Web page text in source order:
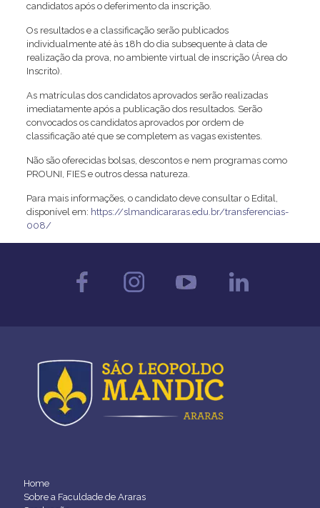
candidatos após o deferimento da inscrição.
Os resultados e a classificação serão publicados
individualmente até às 18h do dia subsequente à data de
realização da prova, no ambiente virtual de inscrição (Área do
Inscrito).
As matrículas dos candidatos aprovados serão realizadas
imediatamente após a publicação dos resultados. Serão
convocados os candidatos aprovados por ordem de
classificação até que se completem as vagas existentes.
Não são oferecidas bolsas, descontos e nem programas como
PROUNI, FIES e outros dessa natureza.
Para mais informações, o candidato deve consultar o Edital,
disponível em: https://slmandicararas.edu.br/transferencias-
008/
Home
Sobre a Faculdade de Araras